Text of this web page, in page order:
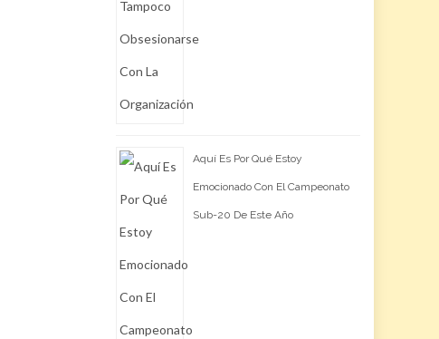
Aquí Es Por Qué Estoy
Emocionado Con El Campeonato
Sub-20 De Este Año